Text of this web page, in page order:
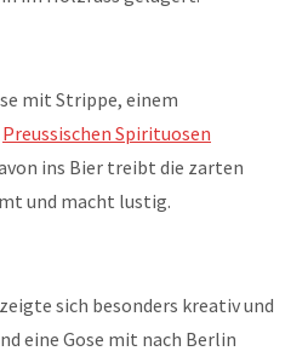
mit Strippe, einem
Preussischen Spirituosen
ins Bier treibt die zarten
und macht lustig.
sich besonders kreativ und
eine Gose mit nach Berlin